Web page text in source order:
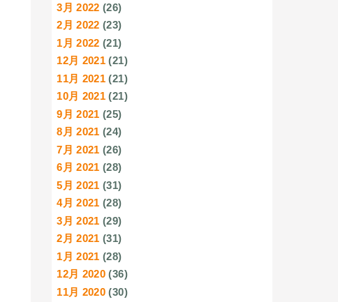
3月 2022 (26)
2月 2022 (23)
1月 2022 (21)
12月 2021 (21)
11月 2021 (21)
10月 2021 (21)
9月 2021 (25)
8月 2021 (24)
7月 2021 (26)
6月 2021 (28)
5月 2021 (31)
4月 2021 (28)
3月 2021 (29)
2月 2021 (31)
1月 2021 (28)
12月 2020 (36)
11月 2020 (30)